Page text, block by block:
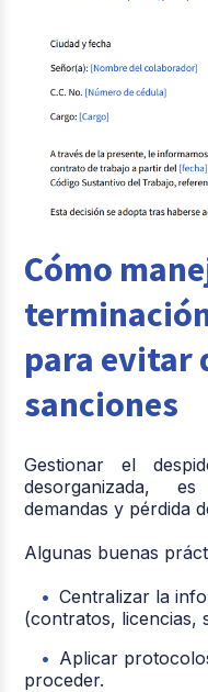
Cómo
para evitar
sanciones
Gestionar el
desorganizada,
demandas y pérdida
Algunas buenas
Centralizar la
(contratos, licencias,
Aplicar
proceder.